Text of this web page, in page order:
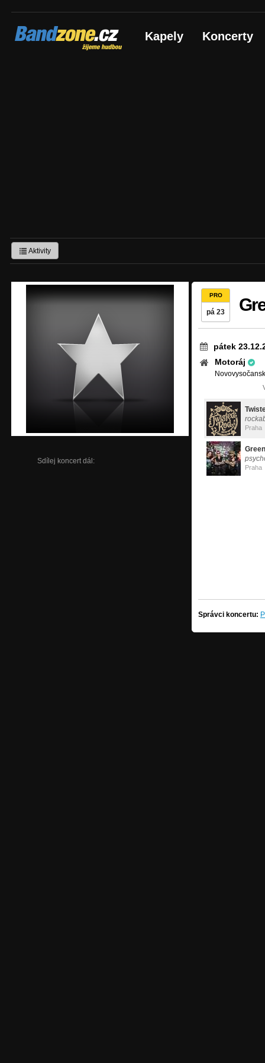
Bandzone.cz
žijeme hudbou Kapely Koncerty
Aktivity
Sdílej koncert dál:
PRO
pá 23
pátek
Motoráj
Praha
Praha
Správci koncertu: